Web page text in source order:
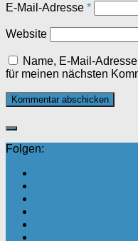
E-Mail-Adresse *
Website
Name, E-Mail-
für meinen nächsten
Folgen: